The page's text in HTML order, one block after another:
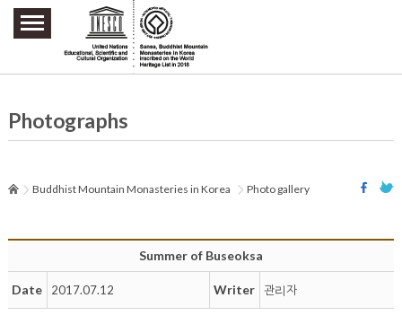
주요메뉴 바로가기
본문 바로가기
하단메뉴 바로가기
Photographs
Buddhist Mountain Monasteries in Korea Photo gallery
Summer of Buseoksa
Date 2017.07.12 Writer 관리자